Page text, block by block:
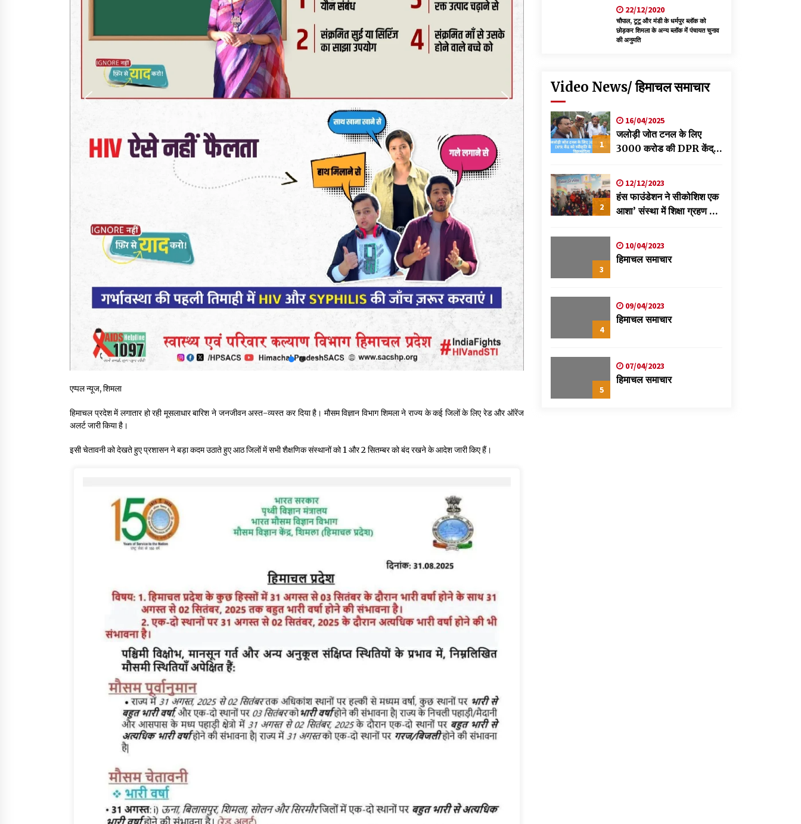
एप्पल न्यूज, शिमला
हिमाचल प्रदेश में लगातार हो रही मूसलाधार बारिश ने जनजीवन अस्त-व्यस्त कर दिया है। मौसम विज्ञान विभाग शिमला ने राज्य के कई जिलों के लिए रेड और ऑरेंज
अलर्ट जारी किया है।
इसी चेतावनी को देखते हुए प्रशासन ने बड़ा कदम उठाते हुए आठ जिलों में सभी शैक्षणिक संस्थानों को 1 और 2 सितम्बर को बंद रखने के आदेश जारी किए हैं।
22/12/2020
चौपाल, टूटू और मंडी के धर्मपुर ब्लॉक को
छोड़कर शिमला के अन्य ब्लॉक में पंचायत चुनाव
की अनुमति
Video News/ हिमाचल समाचार
1
16/04/2025
जलोड़ी जोत टनल के लिए
3000 करोड की DPR केंद्र
विक्रमादित्य
2
12/12/2023
हंस फाउंडेशन ने सीकोशिश एक
आशा’ संस्था में शिक्षा ग्रहण कर
स्वास्थ्य शिविर
3
10/04/2023
हिमाचल समाचार
4
09/04/2023
हिमाचल समाचार
5
07/04/2023
हिमाचल समाचार